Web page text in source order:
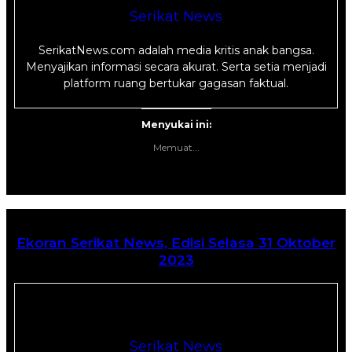
Serikat News
SerikatNews.com adalah media kritis anak bangsa.
Menyajikan informasi secara akurat. Serta setia menjadi
platform ruang bertukar gagasan faktual.
Menyukai ini:
Memuat...
Ekoran Serikat News, Edisi Selasa 31 Oktober
2023
Serikat News